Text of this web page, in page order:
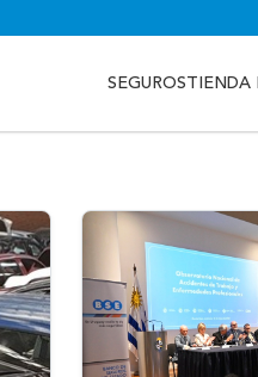
SEGUROSTIENDA